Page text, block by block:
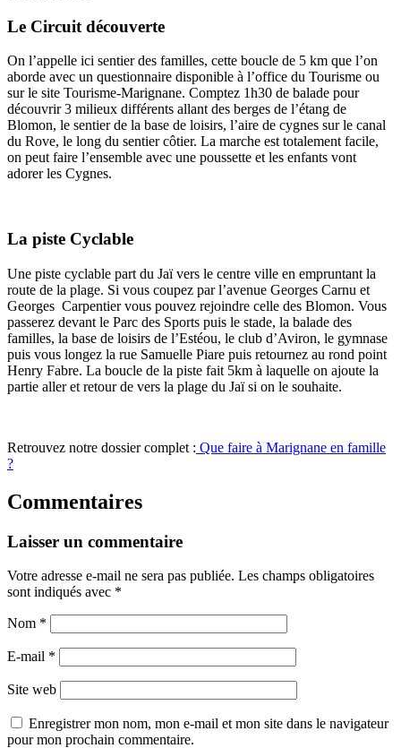
Le Circuit découverte
On l’appelle ici sentier des familles, cette boucle de 5 km que l’on
aborde avec un questionnaire disponible à l’office du Tourisme ou
sur le site Tourisme-Marignane. Comptez 1h30 de balade pour
découvrir 3 milieux différents allant des berges de l’étang de
Blomon, le sentier de la base de loisirs, l’aire de cygnes sur le canal
du Rove, le long du sentier côtier. La marche est totalement facile,
on peut faire l’ensemble avec une poussette et les enfants vont
adorer les Cygnes.
La piste Cyclable
Une piste cyclable part du Jaï vers le centre ville en empruntant la
route de la plage. Si vous coupez par l’avenue Georges Carnu et
Georges Carpentier vous pouvez rejoindre celle des Blomon. Vous
passerez devant le Parc des Sports puis le stade, la balade des
familles, la base de loisirs de l’Estéou, le club d’Aviron, le gymnase
puis vous longez la rue Samuelle Piare puis retournez au rond point
Henry Fabre. La boucle de la piste fait 5km à laquelle on ajoute la
partie aller et retour de vers la plage du Jaï si on le souhaite.
Retrouvez notre dossier complet : Que faire à Marignane en famille
?
Commentaires
Laisser un commentaire
Votre adresse e-mail ne sera pas publiée. Les champs obligatoires
sont indiqués avec *
Nom *
E-mail *
Site web
Enregistrer mon nom, mon e-mail et mon site dans le navigateur
pour mon prochain commentaire.